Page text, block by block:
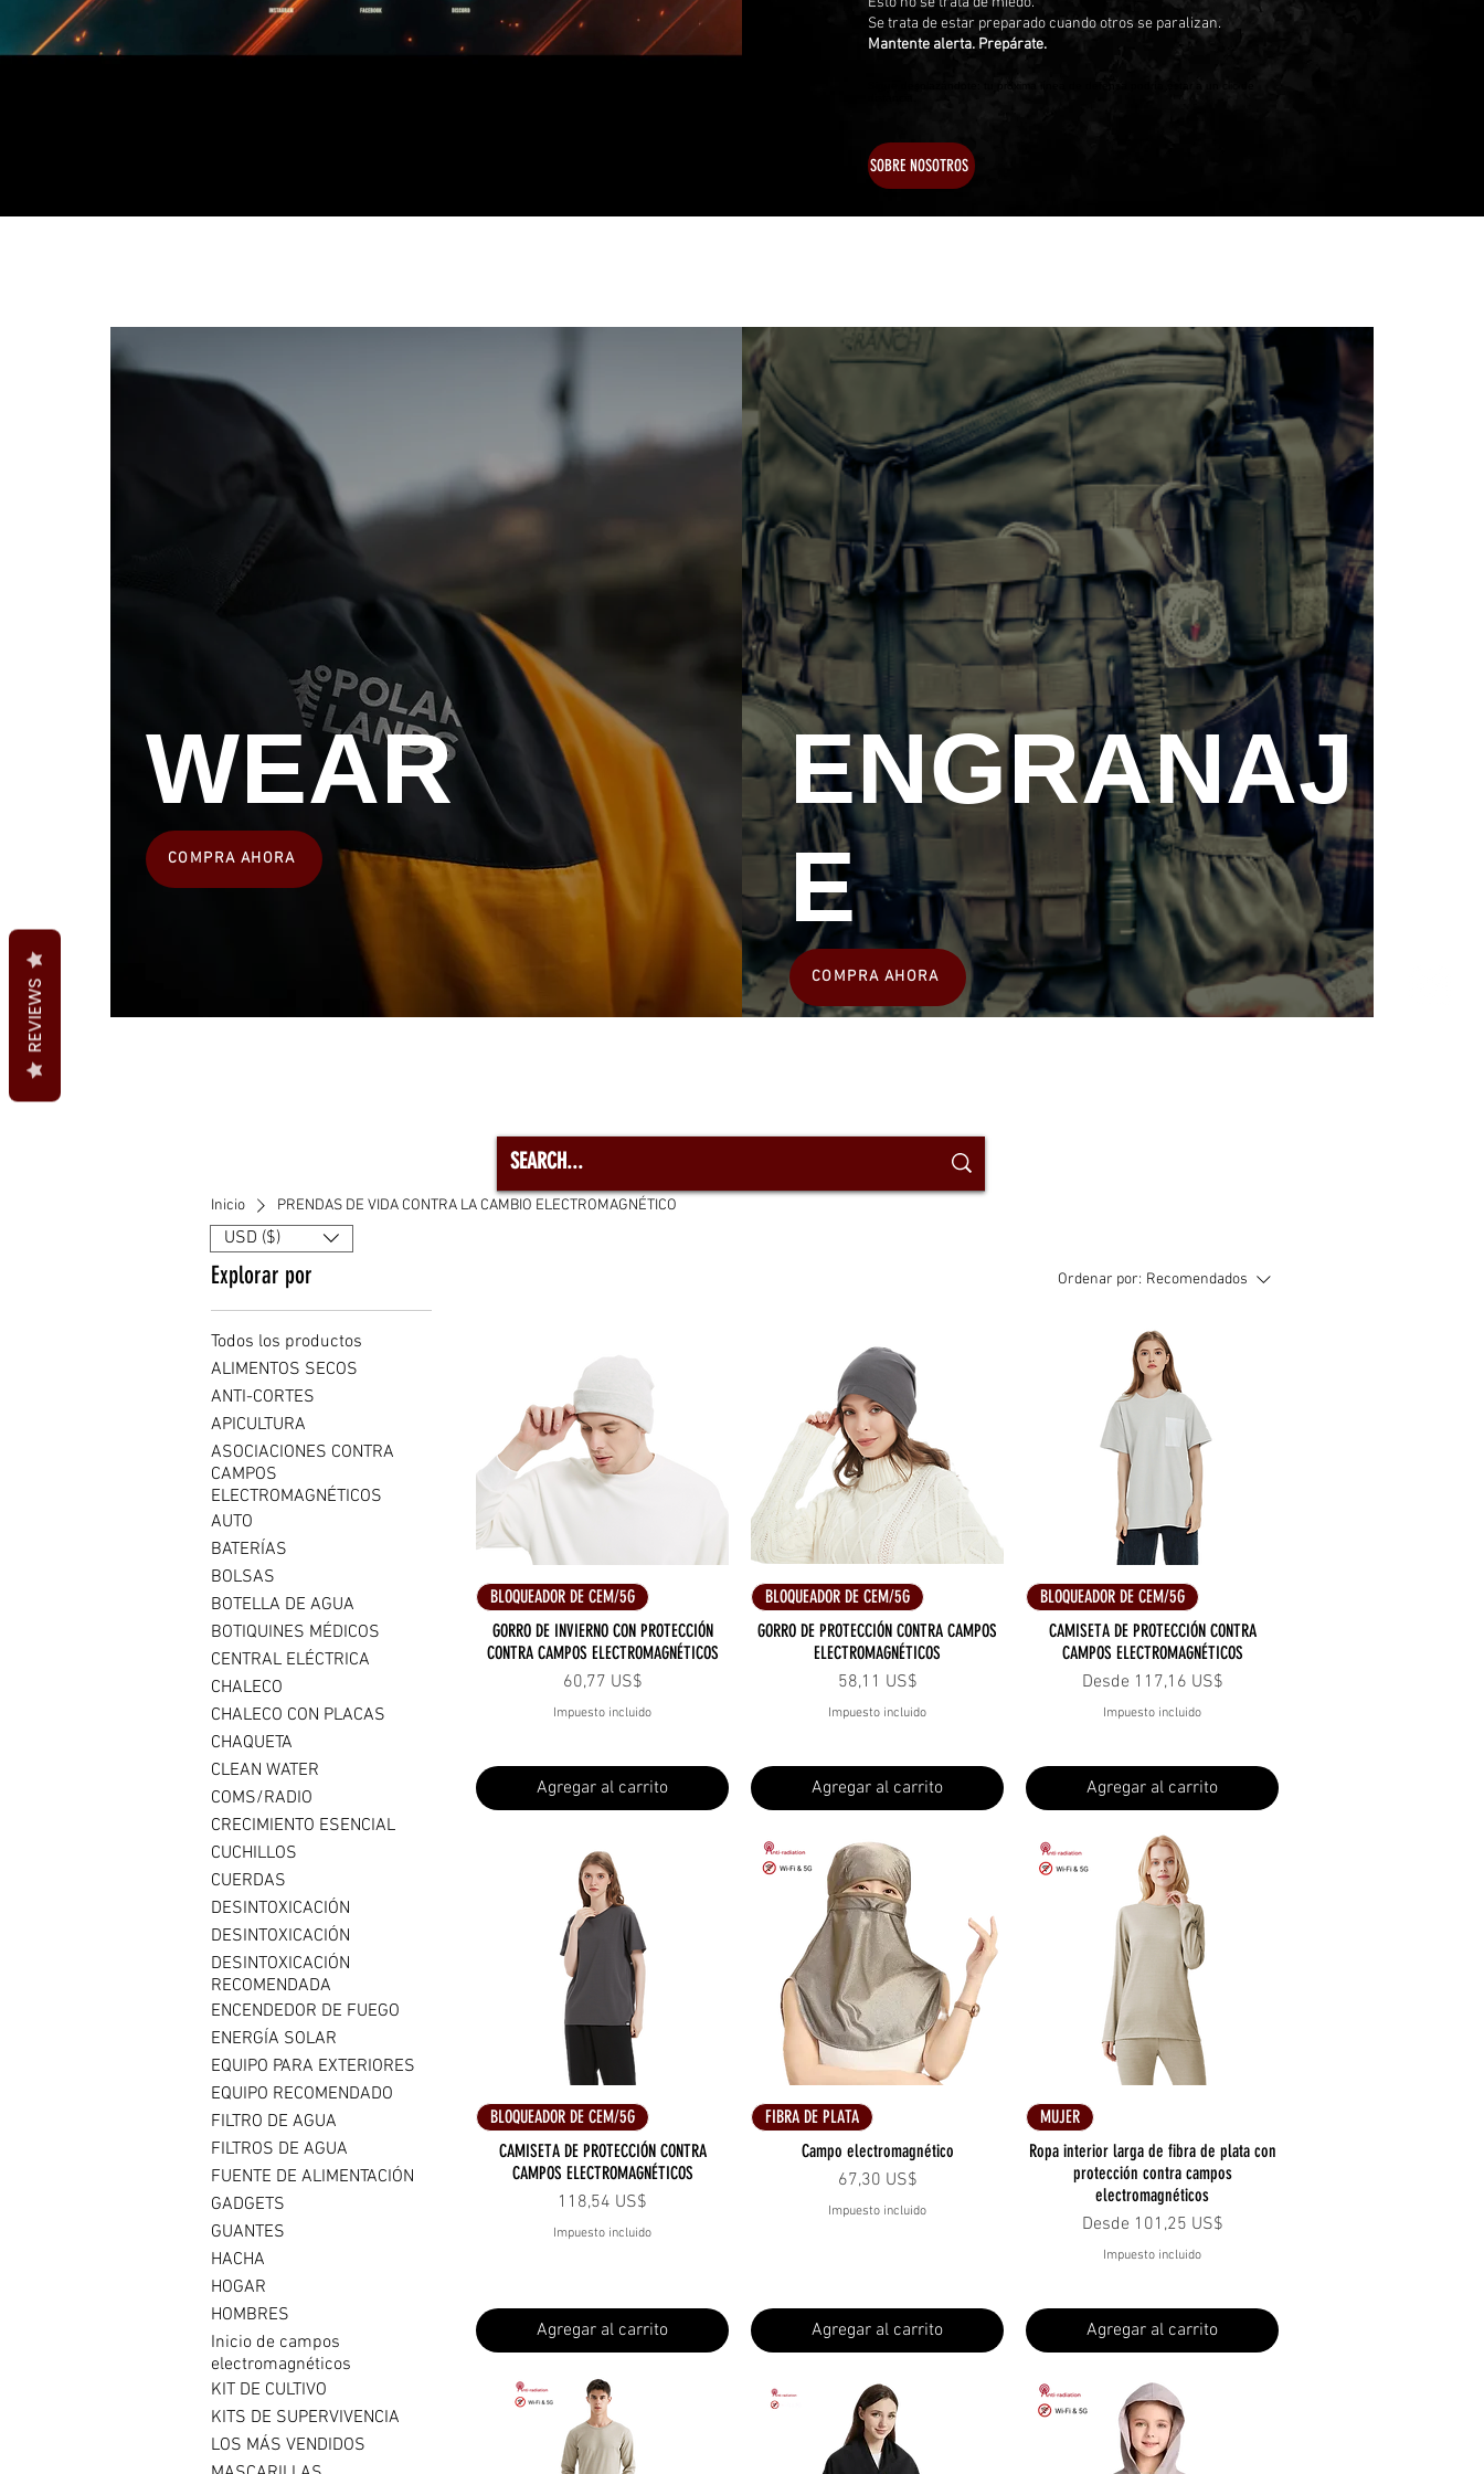
Se trata de estar preparado cuando otros se paralizan.
Mantente alerta. Prepárate.
SOBRE NOSOTROS
WEAR
COMPRA AHORA
ENGRANAJ
E
COMPRA AHORA
Inicio PRENDAS DE VIDA CONTRA LA CAMBIO ELECTROMAGNÉTICO
Explorar por
Todos los productos
ALIMENTOS SECOS
ANTI-CORTES
APICULTURA
ASOCIACIONES CONTRA
CAMPOS
ELECTROMAGNÉTICOS
AUTO
BATERÍAS
BOLSAS
BOTELLA DE AGUA
BOTIQUINES MÉDICOS
CENTRAL ELÉCTRICA
CHALECO
CHALECO CON PLACAS
CHAQUETA
CLEAN WATER
COMS/RADIO
CRECIMIENTO ESENCIAL
CUCHILLOS
CUERDAS
DESINTOXICACIÓN
DESINTOXICACIÓN
DESINTOXICACIÓN
RECOMENDADA
ENCENDEDOR DE FUEGO
ENERGÍA SOLAR
EQUIPO PARA EXTERIORES
EQUIPO RECOMENDADO
FILTRO DE AGUA
FILTROS DE AGUA
FUENTE DE ALIMENTACIÓN
GADGETS
GUANTES
HACHA
HOGAR
HOMBRES
Inicio de campos
electromagnéticos
KIT DE CULTIVO
KITS DE SUPERVIVENCIA
LOS MÁS VENDIDOS
Ordenar por: Recomendados
Vista rápida
BLOQUEADOR DE CEM/5G
GORRO DE INVIERNO CON PROTECCIÓN
CONTRA CAMPOS ELECTROMAGNÉTICOS
Precio
60,77 US$
Impuesto incluido
Agregar al carrito
Vista rápida
BLOQUEADOR DE CEM/5G
GORRO DE PROTECCIÓN CONTRA CAMPOS
ELECTROMAGNÉTICOS
Precio
58,11 US$
Impuesto incluido
Agregar al carrito
Vista rápida
BLOQUEADOR DE CEM/5G
CAMISETA DE PROTECCIÓN CONTRA
CAMPOS ELECTROMAGNÉTICOS
Desde 117,16 US$
Precio de oferta
Impuesto incluido
Agregar al carrito
Vista rápida
BLOQUEADOR DE CEM/5G
CAMISETA DE PROTECCIÓN CONTRA
CAMPOS ELECTROMAGNÉTICOS
Precio
118,54 US$
Impuesto incluido
Agregar al carrito
Vista rápida
FIBRA DE PLATA
Campo electromagnético
Precio
67,30 US$
Impuesto incluido
Agregar al carrito
MUJER
Ropa interior larga de fibra de plata con
protección contra campos
electromagnéticos
Desde 101,25 US$
Precio de oferta
Impuesto incluido
Agregar al carrito
USD ($)
REVIEWS